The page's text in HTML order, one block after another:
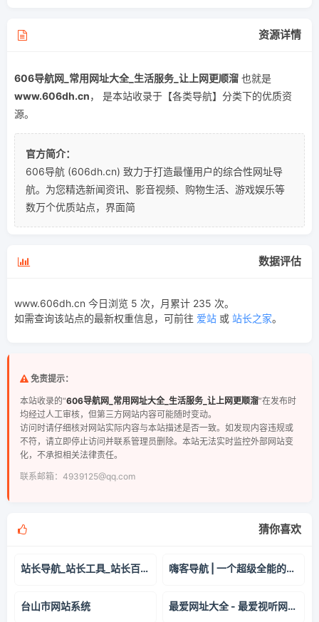
资源详情
606导航网_常用网址大全_生活服务_让上网更顺溜 也就是
www.606dh.cn， 是本站收录于【各类导航】分类下的优质资
源。
官方简介：
606导航 (606dh.cn) 致力于打造最懂用户的综合性网址导
航。为您精选新闻资讯、影音视频、购物生活、游戏娱乐等
数万个优质站点，界面简
数据评估
www.606dh.cn 今日浏览 5 次，月累计 235 次。
如需查询该站点的最新权重信息，可前往 爱站 或 站长之家。
免责提示：
本站收录的“606导航网_常用网址大全_生活服务_让上网更顺溜”在发布时
均经过人工审核，但第三方网站内容可能随时变动。
访问时请仔细核对网站实际内容与本站描述是否一致。如发现内容违规或
不符，请立即停止访问并联系管理员删除。本站无法实时监控外部网站变
化，不承担相关法律责任。
联系邮箱：4939125@qq.com
猜你喜欢
站长导航_站长工具_站长百科，为站长提供动力 嗨客导航 | 一个超级全能的导航网站
台山市网站系统 最爱网址大全 - 最爱视听网址导航